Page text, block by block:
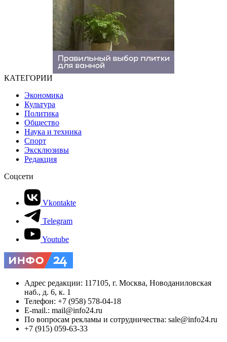
КАТЕГОРИИ
Экономика
Культура
Политика
Общество
Наука и техника
Спорт
Эксклюзивы
Редакция
Соцсети
Vkontakte
Telegram
Youtube
Адрес редакции: 117105, г. Москва, Новоданиловская
наб., д. 6, к. 1
Телефон: +7 (958) 578-04-18
E-mail.: mail@info24.ru
По вопросам рекламы и сотрудничества: sale@info24.ru
+7 (915) 059-63-33